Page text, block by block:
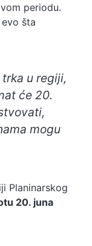
periodu.
šta
u regiji,
će 20.
mogu
Planinarskog
20. juna